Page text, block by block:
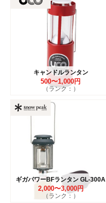
キャンドルランタン
500〜1,000円
（ランク：）
ギガパワーBFランタン GL-300A
2,000〜3,000円
（ランク：）